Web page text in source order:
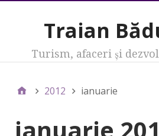
Traian
Turism, afaceri şi
2012 ianuarie